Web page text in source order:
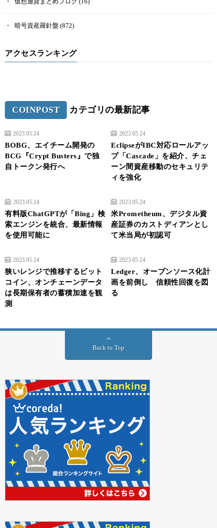
暗号資産羅針盤 (872)
アクセスランキング
COINPOST カテゴリの最新記事
2023.05.24
BOBG、エイチーム開発の
BCG『Crypt Busters』で独
自トークン発行へ
2023.05.24
EclipseがIBC対応ロールアッ
プ「Cascade」を紹介、チェ
ーン間資産移動のセキュリテ
ィを強化
2023.05.24
有料版ChatGPTが「Bing」検
索エンジンを統合、最新情報
を使用可能に
2023.05.24
米Prometheum、デジタル資
産証券のカストディアンとし
て米当局が初認可
2023.05.24
狭いレンジで推移するビット
コイン、オンチェーンデータ
は長期保有者の蓄積加速を観
測
2023.05.24
Ledger、オープンソース化計
画を前倒し 信頼性回復を図
る
Back to Top